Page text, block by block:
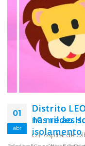
01
abr
Distrito
nas redes
isolamento
20
jul
Distrito
10 mil ao
O Hospital de